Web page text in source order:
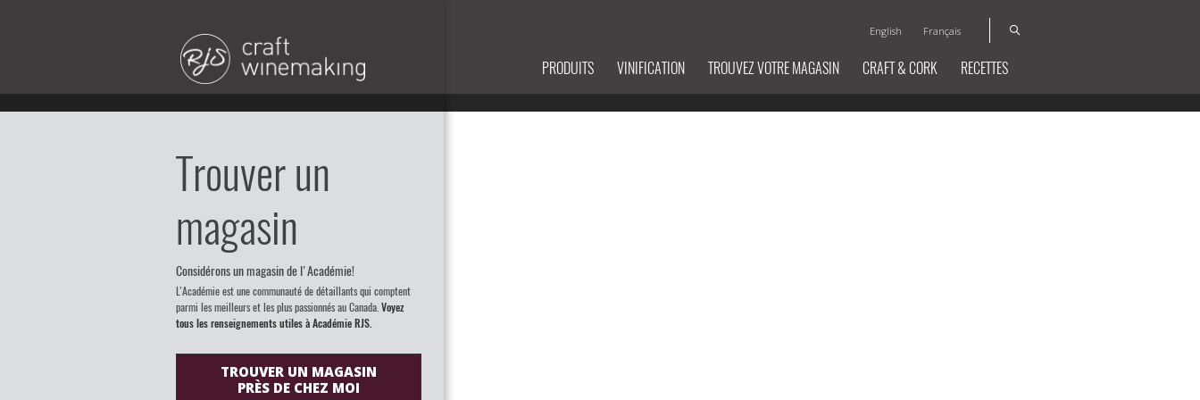
English Français
PRODUITS VINIFICATION TROUVEZ VOTRE MAGASIN CRAFT & CORK RECETTES
Trouver un
magasin
Considérons un magasin de l'Académie!
L’Académie est une communauté de détaillants qui comptent
parmi les meilleurs et les plus passionnés au Canada. Voyez
tous les renseignements utiles à Académie RJS.
TROUVER UN MAGASIN
PRÈS DE CHEZ MOI